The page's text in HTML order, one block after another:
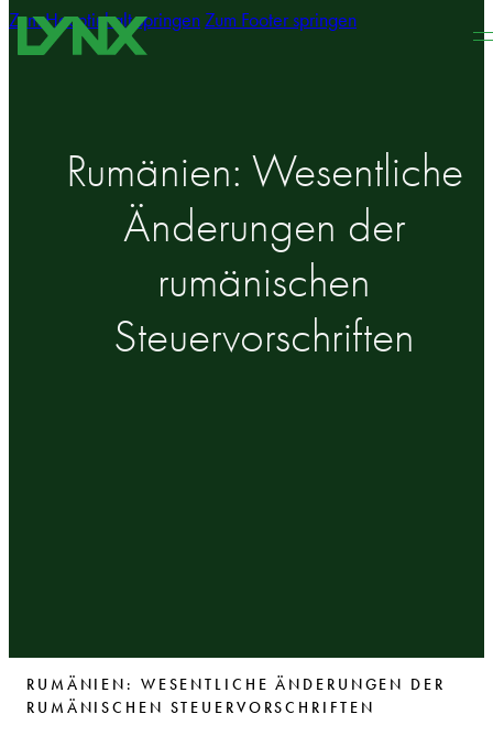
Zum Hauptinhalt springenZum Footer springen
Rumänien: Wesentliche
Änderungen der
rumänischen
Steuervorschriften
RUMÄNIEN: WESENTLICHE ÄNDERUNGEN DER
RUMÄNISCHEN STEUERVORSCHRIFTEN